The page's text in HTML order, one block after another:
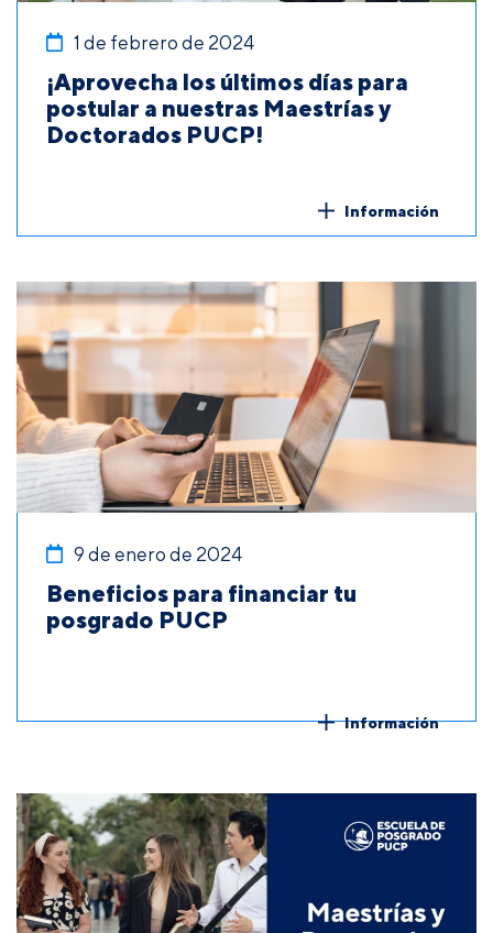
1 de febrero de 2024
¡Aprovecha los últimos días para
postular a nuestras Maestrías y
Doctorados PUCP!
Información
9 de enero de 2024
Beneficios para financiar tu
posgrado PUCP
Información